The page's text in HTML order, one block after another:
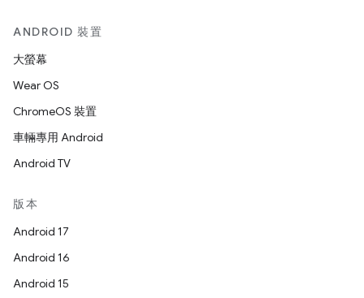
ANDROID 裝置
大螢幕
Wear OS
ChromeOS 裝置
車輛專用 Android
Android TV
版本
Android 17
Android 16
Android 15